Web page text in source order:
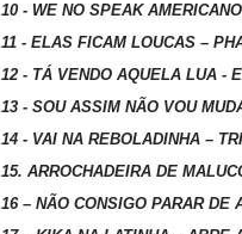
10 - WE NO SPEAK
11 - ELAS FICAM LOUCAS –
12 - TÁ VENDO AQUELA LUA -
13 - SOU ASSIM NÃO VOU
14 - VAI NA REBOLADINHA –
15. ARROCHADEIRA DE
16 – NÃO CONSIGO PARAR DE